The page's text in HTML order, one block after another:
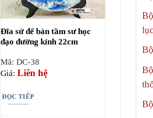
Đĩa sứ để bàn tầm sư học
đạo đường kính 22cm
Mã: DC-38
Giá:Liên hệ
ĐỌC TIẾP